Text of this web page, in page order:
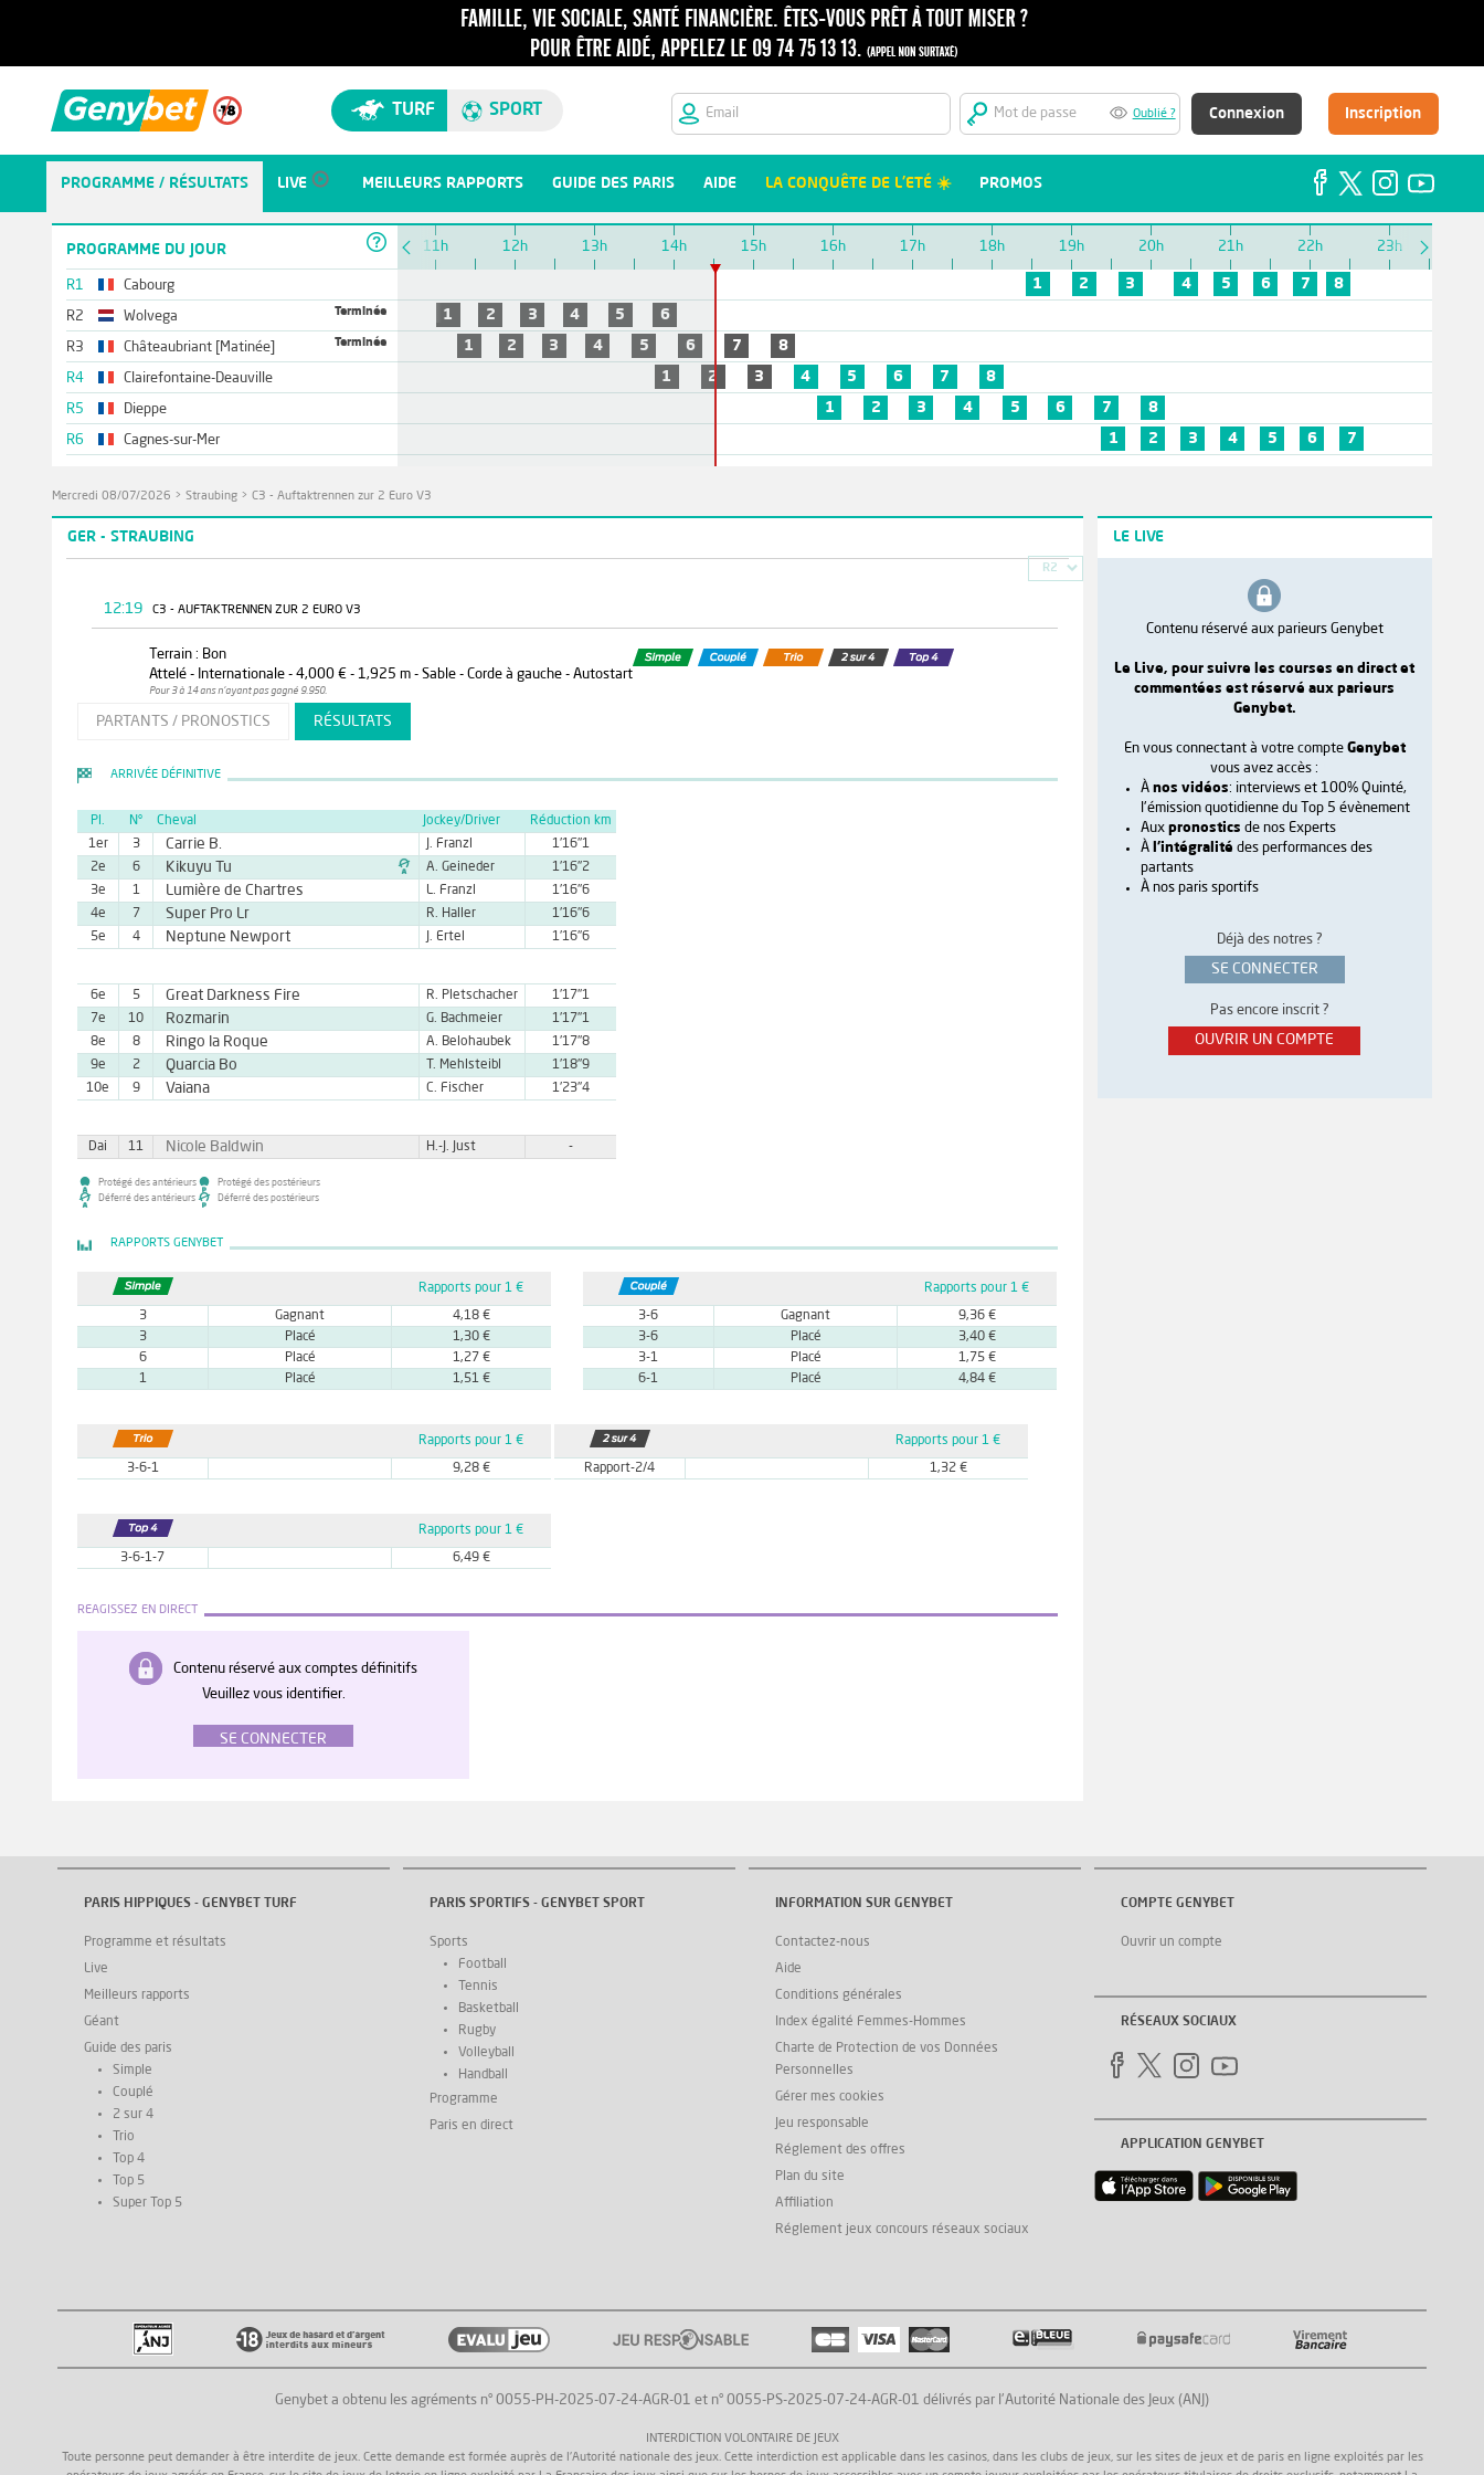
TURF SPORT Oublié ? Connexion Inscription
PROGRAMME / RÉSULTATS LIVE MEILLEURS RAPPORTS GUIDE DES PARIS AIDE LA CONQUÊTE DE L'ETÉ ☀️ PROMOS
PROGRAMME DU JOUR
R1 Cabourg
R2 Wolvega Terminée
R3 Châteaubriant [Matinée] Terminée
R4 Clairefontaine-Deauville
R5 Dieppe
R6 Cagnes-sur-Mer
10h 11h 12h 13h 14h 15h 16h 17h 18h 19h 20h 21h 22h 23h
1 2 3 4 5 6 7
8
1
2 3 4 5
6
1
2 3 4 5 6 7
8
1
2 3 4 5 6 7
8
1
2 3 4 5 6 7
8
1
2 3 4 5 6 7
Mercredi 08/07/2026 > Straubing > C3 - Auftaktrennen zur 2 Euro V3
GER - STRAUBING
R2
12:19 C3 - AUFTAKTRENNEN ZUR 2 EURO V3
Terrain : Bon
Attelé - Internationale - 4,000 € - 1,925 m - Sable - Corde à gauche - Autostart
Pour 3 à 14 ans n'ayant pas gagné 9.950.
PARTANTS / PRONOSTICS RÉSULTATS
ARRIVÉE DÉFINITIVE
Pl. N° Cheval Jockey/Driver
Réduction km
1er
3 Carrie B. J. Franzl
1'16''1
2e
6 Kikuyu Tu  A. Geineder
1'16''2
3e
1 Lumière de Chartres L. Franzl
1'16''6
4e
7 Super Pro Lr R. Haller
1'16''6
5e
4 Neptune Newport J. Ertel 1'16''6
6e 5 Great Darkness Fire R. Pletschacher
1'17''1
7e
10 Rozmarin G. Bachmeier
1'17''1
8e
8 Ringo la Roque A. Belohaubek
1'17''8
9e
2 Quarcia Bo T. Mehlsteibl
1'18''9
10e
9 Vaiana C. Fischer 1'23''4
Dai 11 Nicole Baldwin H.-J. Just -
Protégé des antérieurs
Déferré des antérieurs
Protégé des postérieurs
Déferré des postérieurs
RAPPORTS GENYBET
Rapports pour 1 €
3 Gagnant
4,18 €
3
Placé
1,30 €
6
Placé
1,27 €
1
Placé 1,51 €
Rapports pour 1 €
3-6 Gagnant
9,36 €
3-6
Placé
3,40 €
3-1
Placé
1,75 €
6-1
Placé 4,84 €
Rapports pour 1 €
3-6-1 9,28 €
Rapports pour 1 €
Rapport-2/4 1,32 €
Rapports pour 1 €
3-6-1-7 6,49 €
REAGISSEZ EN DIRECT
Contenu réservé aux comptes définitifs
Veuillez vous identifier.
SE CONNECTER
LE LIVE
Contenu réservé aux parieurs Genybet
Le Live, pour suivre les courses en direct et
commentées est réservé aux parieurs
Genybet.
En vous connectant à votre compte Genybet
vous avez accès :
À nos vidéos: interviews et 100% Quinté,
l'émission quotidienne du Top 5 évènement
Aux pronostics de nos Experts
À l'intégralité des performances des
partants
À nos paris sportifs
Déjà des notres ?
SE CONNECTER
Pas encore inscrit ?
OUVRIR UN COMPTE
PARIS HIPPIQUES - GENYBET TURF
Programme et résultats
Live
Meilleurs rapports
Géant
Guide des paris
Simple
Couplé
2 sur 4
Trio
Top 4
Top 5
Super Top 5
PARIS SPORTIFS - GENYBET SPORT
Sports
Football
Tennis
Basketball
Rugby
Volleyball
Handball
Programme
Paris en direct
INFORMATION SUR GENYBET
Contactez-nous
Aide
Conditions générales
Index égalité Femmes-Hommes
Charte de Protection de vos Données
Personnelles
Gérer mes cookies
Jeu responsable
Réglement des offres
Plan du site
Affiliation
Réglement jeux concours réseaux sociaux
COMPTE GENYBET
Ouvrir un compte
RÉSEAUX SOCIAUX
APPLICATION GENYBET
Genybet a obtenu les agréments n° 0055-PH-2025-07-24-AGR-01 et n° 0055-PS-2025-07-24-AGR-01 délivrés par l'Autorité Nationale des Jeux (ANJ)
INTERDICTION VOLONTAIRE DE JEUX
Toute personne peut demander à être interdite de jeux. Cette demande est formée auprès de l'Autorité nationale des jeux. Cette interdiction est applicable dans les casinos, dans les clubs de jeux, sur les sites de jeux et de paris en ligne exploités par les